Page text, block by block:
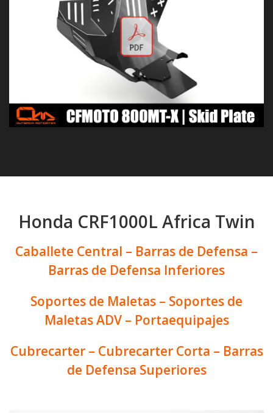
Honda CRF1000L Africa Twin
Caballete Central – Barras de Defensa –
Barras de Defensa Inferiores
Soportes de Maletas – Soportes de
Maletas ADV – Portaequipajes
Cubrecarter – Cubrecarter Corta – Barras
de Defensa Superiores